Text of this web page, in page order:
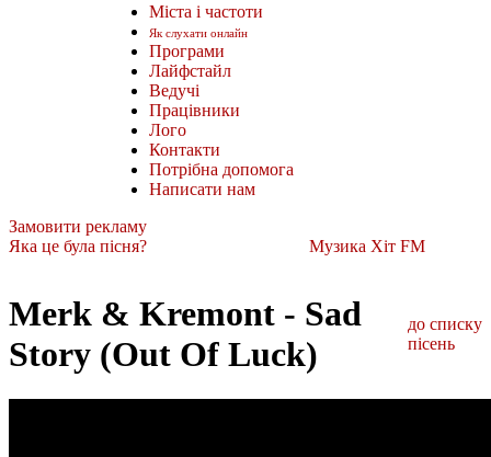
Міста і частоти
Як слухати онлайн
Програми
Лайфстайл
Ведучі
Працівники
Лого
Контакти
Потрібна допомога
Написати нам
Замовити рекламу
Яка це була пісня?
Музика Хіт FM
Merk & Kremont - Sad
Story (Out Of Luck)
до списку
пісень